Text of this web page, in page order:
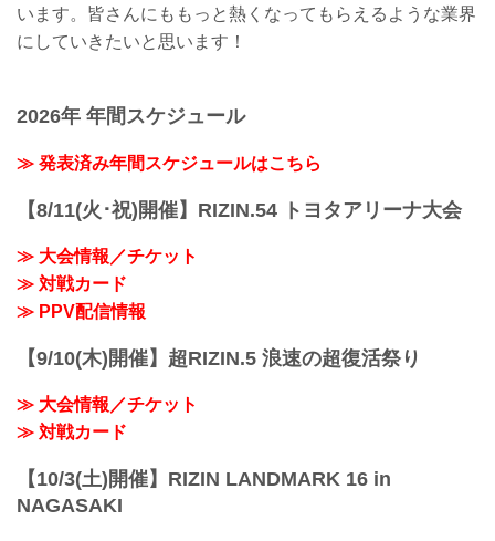
います。皆さんにももっと熱くなってもらえるような業界
にしていきたいと思います！
2026年 年間スケジュール
≫ 発表済み年間スケジュールはこちら
【8/11(火･祝)開催】RIZIN.54 トヨタアリーナ大会
≫ 大会情報／チケット
≫ 対戦カード
≫ PPV配信情報
【9/10(木)開催】超RIZIN.5 浪速の超復活祭り
≫ 大会情報／チケット
≫ 対戦カード
【10/3(土)開催】RIZIN LANDMARK 16 in
NAGASAKI